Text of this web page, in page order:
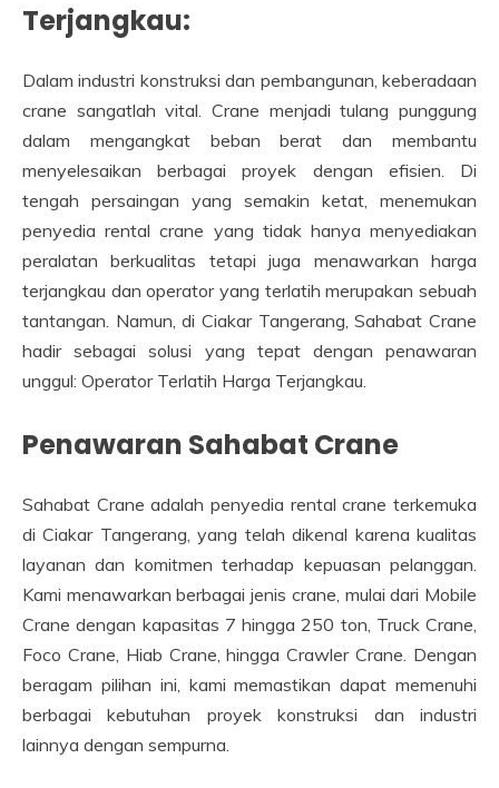
Terjangkau:
Dalam industri konstruksi dan pembangunan, keberadaan
crane sangatlah vital. Crane menjadi tulang punggung
dalam mengangkat beban berat dan membantu
menyelesaikan berbagai proyek dengan efisien. Di
tengah persaingan yang semakin ketat, menemukan
penyedia rental crane yang tidak hanya menyediakan
peralatan berkualitas tetapi juga menawarkan harga
terjangkau dan operator yang terlatih merupakan sebuah
tantangan. Namun, di Ciakar Tangerang, Sahabat Crane
hadir sebagai solusi yang tepat dengan penawaran
unggul: Operator Terlatih Harga Terjangkau.
Penawaran Sahabat Crane
Sahabat Crane adalah penyedia rental crane terkemuka
di Ciakar Tangerang, yang telah dikenal karena kualitas
layanan dan komitmen terhadap kepuasan pelanggan.
Kami menawarkan berbagai jenis crane, mulai dari Mobile
Crane dengan kapasitas 7 hingga 250 ton, Truck Crane,
Foco Crane, Hiab Crane, hingga Crawler Crane. Dengan
beragam pilihan ini, kami memastikan dapat memenuhi
berbagai kebutuhan proyek konstruksi dan industri
lainnya dengan sempurna.